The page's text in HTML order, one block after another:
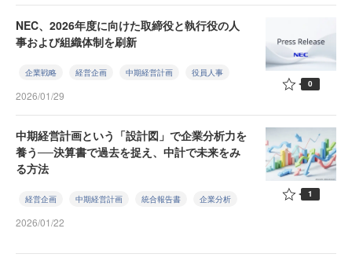
NEC、2026年度に向けた取締役と執行役の人
事および組織体制を刷新
企業戦略 経営企画 中期経営計画 役員人事
2026/01/29
0
中期経営計画という「設計図」で企業分析力を
養う──決算書で過去を捉え、中計で未来をみ
る方法
経営企画 中期経営計画 統合報告書 企業分析
2026/01/22
1